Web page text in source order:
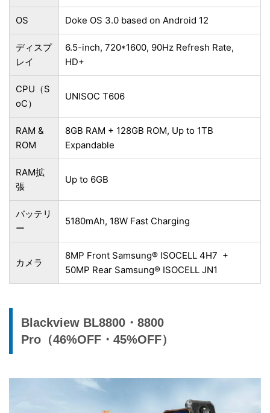
OS Doke OS 3.0 based on Android 12
ディスプ
レイ
6.5-inch, 720*1600, 90Hz Refresh Rate,
HD+
CPU（S
oC）
UNISOC T606
RAM &
ROM
8GB RAM + 128GB ROM, Up to 1TB
Expandable
RAM拡
張
Up to 6GB
バッテリ
ー
5180mAh, 18W Fast Charging
カメラ
8MP Front Samsung® ISOCELL 4H7 +
50MP Rear Samsung® ISOCELL JN1
Blackview BL8800・8800
Pro（46%OFF・45%OFF）